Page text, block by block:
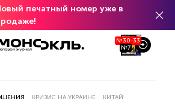
печатный номер уже в
№30-33
№7
КРИЗИС НА УКРАИНЕ
КИТАЙ